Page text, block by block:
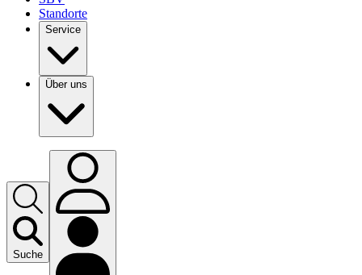
Standorte
Service
Über uns
Suche